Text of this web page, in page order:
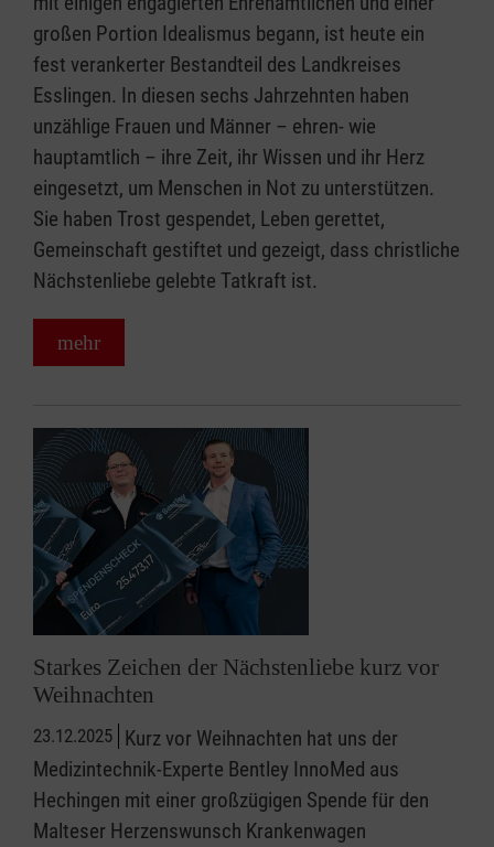
großen Portion Idealismus begann, ist heute ein
fest verankerter Bestandteil des Landkreises
Esslingen. In diesen sechs Jahrzehnten haben
unzählige Frauen und Männer – ehren- wie
hauptamtlich – ihre Zeit, ihr Wissen und ihr Herz
eingesetzt, um Menschen in Not zu unterstützen.
Sie haben Trost gespendet, Leben gerettet,
Gemeinschaft gestiftet und gezeigt, dass christliche
Nächstenliebe gelebte Tatkraft ist.
mehr
Starkes Zeichen der Nächstenliebe kurz vor
Weihnachten
23.12.2025 Kurz vor Weihnachten hat uns der
Medizintechnik-Experte Bentley InnoMed aus
Hechingen mit einer großzügigen Spende für den
Malteser Herzenswunsch Krankenwagen